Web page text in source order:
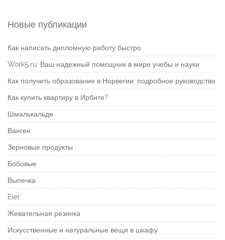
Новые публикации
Как написать дипломную работу быстро
Work5.ru: Ваш надежный помощник в мире учебы и науки
Как получить образование в Норвегии: подробное руководство
Как купить квартиру в Ирбите?
Шмалькальде
Ванген
Зерновые продукты
Бобовые
Выпечка
Eier
Жевательная резинка
Искусственные и натуральные вещи в шкафу